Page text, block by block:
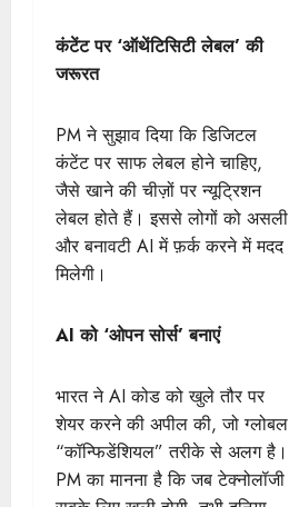
कंटेंट पर ‘ऑथेंटिसिटी लेबल’ की
जरूरत
PM ने सुझाव दिया कि डिजिटल
कंटेंट पर साफ लेबल होने चाहिए,
जैसे खाने की चीज़ों पर न्यूट्रिशन
लेबल होते हैं। इससे लोगों को असली
और बनावटी AI में फ़र्क करने में मदद
मिलेगी।
AI को ‘ओपन सोर्स’ बनाएं
भारत ने AI कोड को खुले तौर पर
शेयर करने की अपील की, जो ग्लोबल
“कॉन्फिडेंशियल” तरीके से अलग है।
PM का मानना ​​है कि जब टेक्नोलॉजी